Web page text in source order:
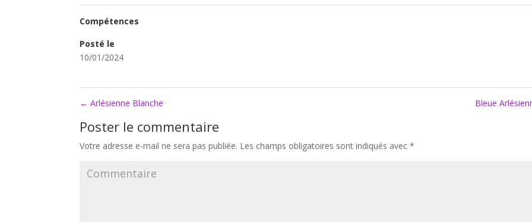
Compétences
Posté le
10/01/2024
← Arlésienne Blanche Bleue
Poster le commentaire
Votre adresse e-mail ne sera pas publiée. Les champs obligatoires sont indiqués avec*